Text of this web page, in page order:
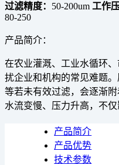
过滤精度： 50-200um 工作
80-250
产品简介：
在农业灌溉、工业水循环
扰企业和机构的常见难题
等若未有效过滤，会逐渐
水流变慢、压力升高，不
产品简介
产品优势
技术参数